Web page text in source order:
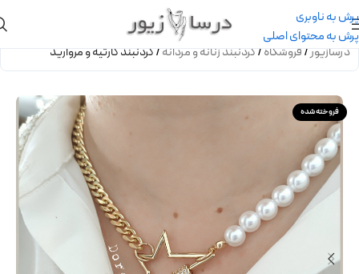
پرش به ناوبری
پرش به محتوای اصلی
درسازیور/فروشگاه/گردنبند زنانه و مردانه/گردنبند کارتیه و مروارید
فروخته شده